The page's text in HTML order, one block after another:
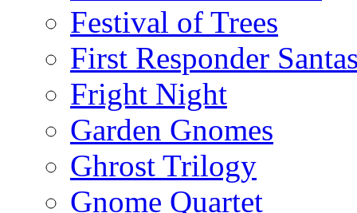
Festival of Trees
First Responder
Fright Night
Garden Gnomes
Ghrost Trilogy
Gnome Quartet